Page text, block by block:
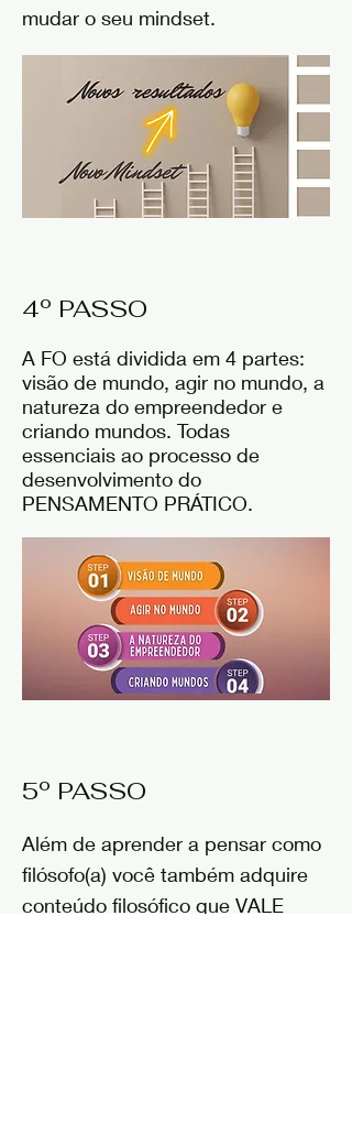
mudar o seu mindset.
4º PASSO
A FO está dividida em 4 partes:
visão de mundo, agir no mundo, a
natureza do empreendedor e
criando mundos. Todas
essenciais ao processo de
desenvolvimento do
PENSAMENTO PRÁTICO.
5º PASSO
Além de aprender a pensar como
filósofo(a) você também adquire
conteúdo filosófico que VALE